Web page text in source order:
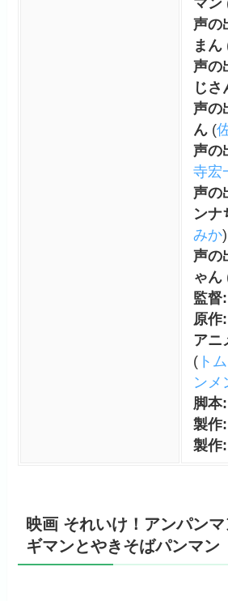
声の
まん
声の
じさ
声の
ん(
声の
寺宏
声の
ンナ
みか)
声の
ゃん
監督:
原作:
アニ
(ト
ンメ
脚本:
製作:
製作:
映画 それいけ！アンパン
ギマンとやきそばパンマン